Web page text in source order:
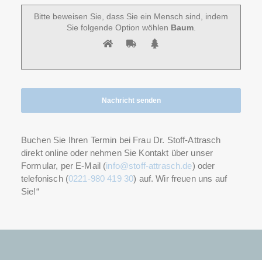
Bitte beweisen Sie, dass Sie ein Mensch sind, indem
Sie folgende Option wöhlen Baum.
Buchen Sie Ihren Termin bei Frau Dr. Stoff-Attrasch
direkt online oder nehmen Sie Kontakt über unser
Formular, per E-Mail (info@stoff-attrasch.de) oder
telefonisch (0221-980 419 30) auf. Wir freuen uns auf
Sie!“